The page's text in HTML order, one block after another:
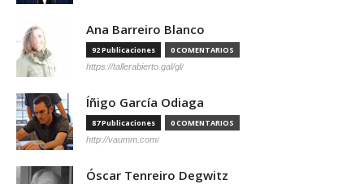
Ana Barreiro Blanco
92 Publicaciones 0 COMENTARIOS
https://tallerabierto.gal/gl/
Íñigo García Odiaga
87 Publicaciones 0 COMENTARIOS
http://vaumm.com/
Óscar Tenreiro Degwitz